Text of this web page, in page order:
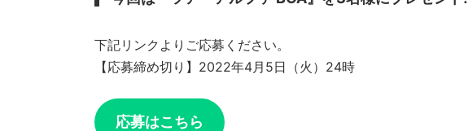
下記リンクよりご応募ください。
【応募締め切り】2022年4月5日（火）24時
応募はこちら